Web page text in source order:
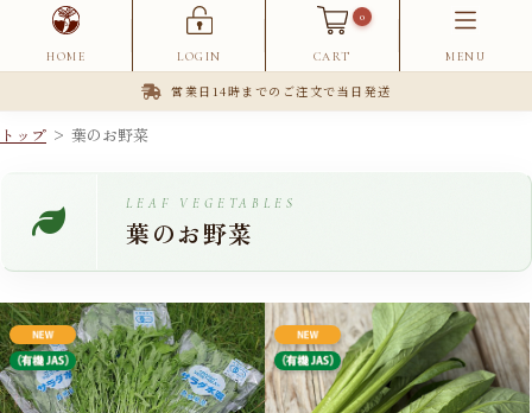
HOME LOGIN CART
0
MENU
営業日14時までのご注文で当日発送
トップ > 葉のお野菜
LEAF VEGETABLES
葉のお野菜